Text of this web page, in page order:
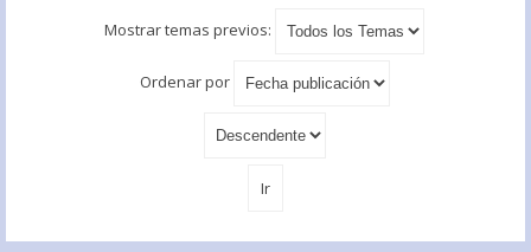
Mostrar temas previos:
Ordenar por